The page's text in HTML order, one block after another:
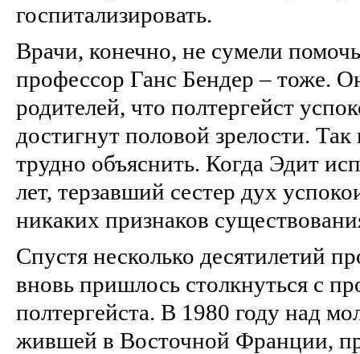
госпитализировать.
Врачи, конечно, не сумели
профессор Ганс Бендер – тоже.
родителей, что полтергейст
достигнут половой зрелости.
трудно объяснить. Когда Эдит
лет, терзавший сестер дух
никаких признаков
Спустя несколько десятилетий
вновь пришлось столкнуться с
полтергейста. В 1980 году над
жившей в Восточной Франции,